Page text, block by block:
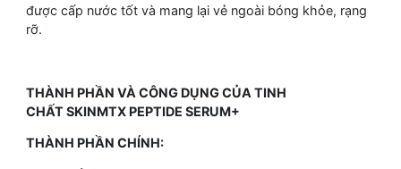
được cấp nước tốt và mang lại vẻ ngoài bóng khỏe, rạng
rỡ.
THÀNH PHẦN VÀ CÔNG DỤNG CỦA TINH
CHẤT SKINMTX PEPTIDE SERUM+
THÀNH PHẦN CHÍNH: